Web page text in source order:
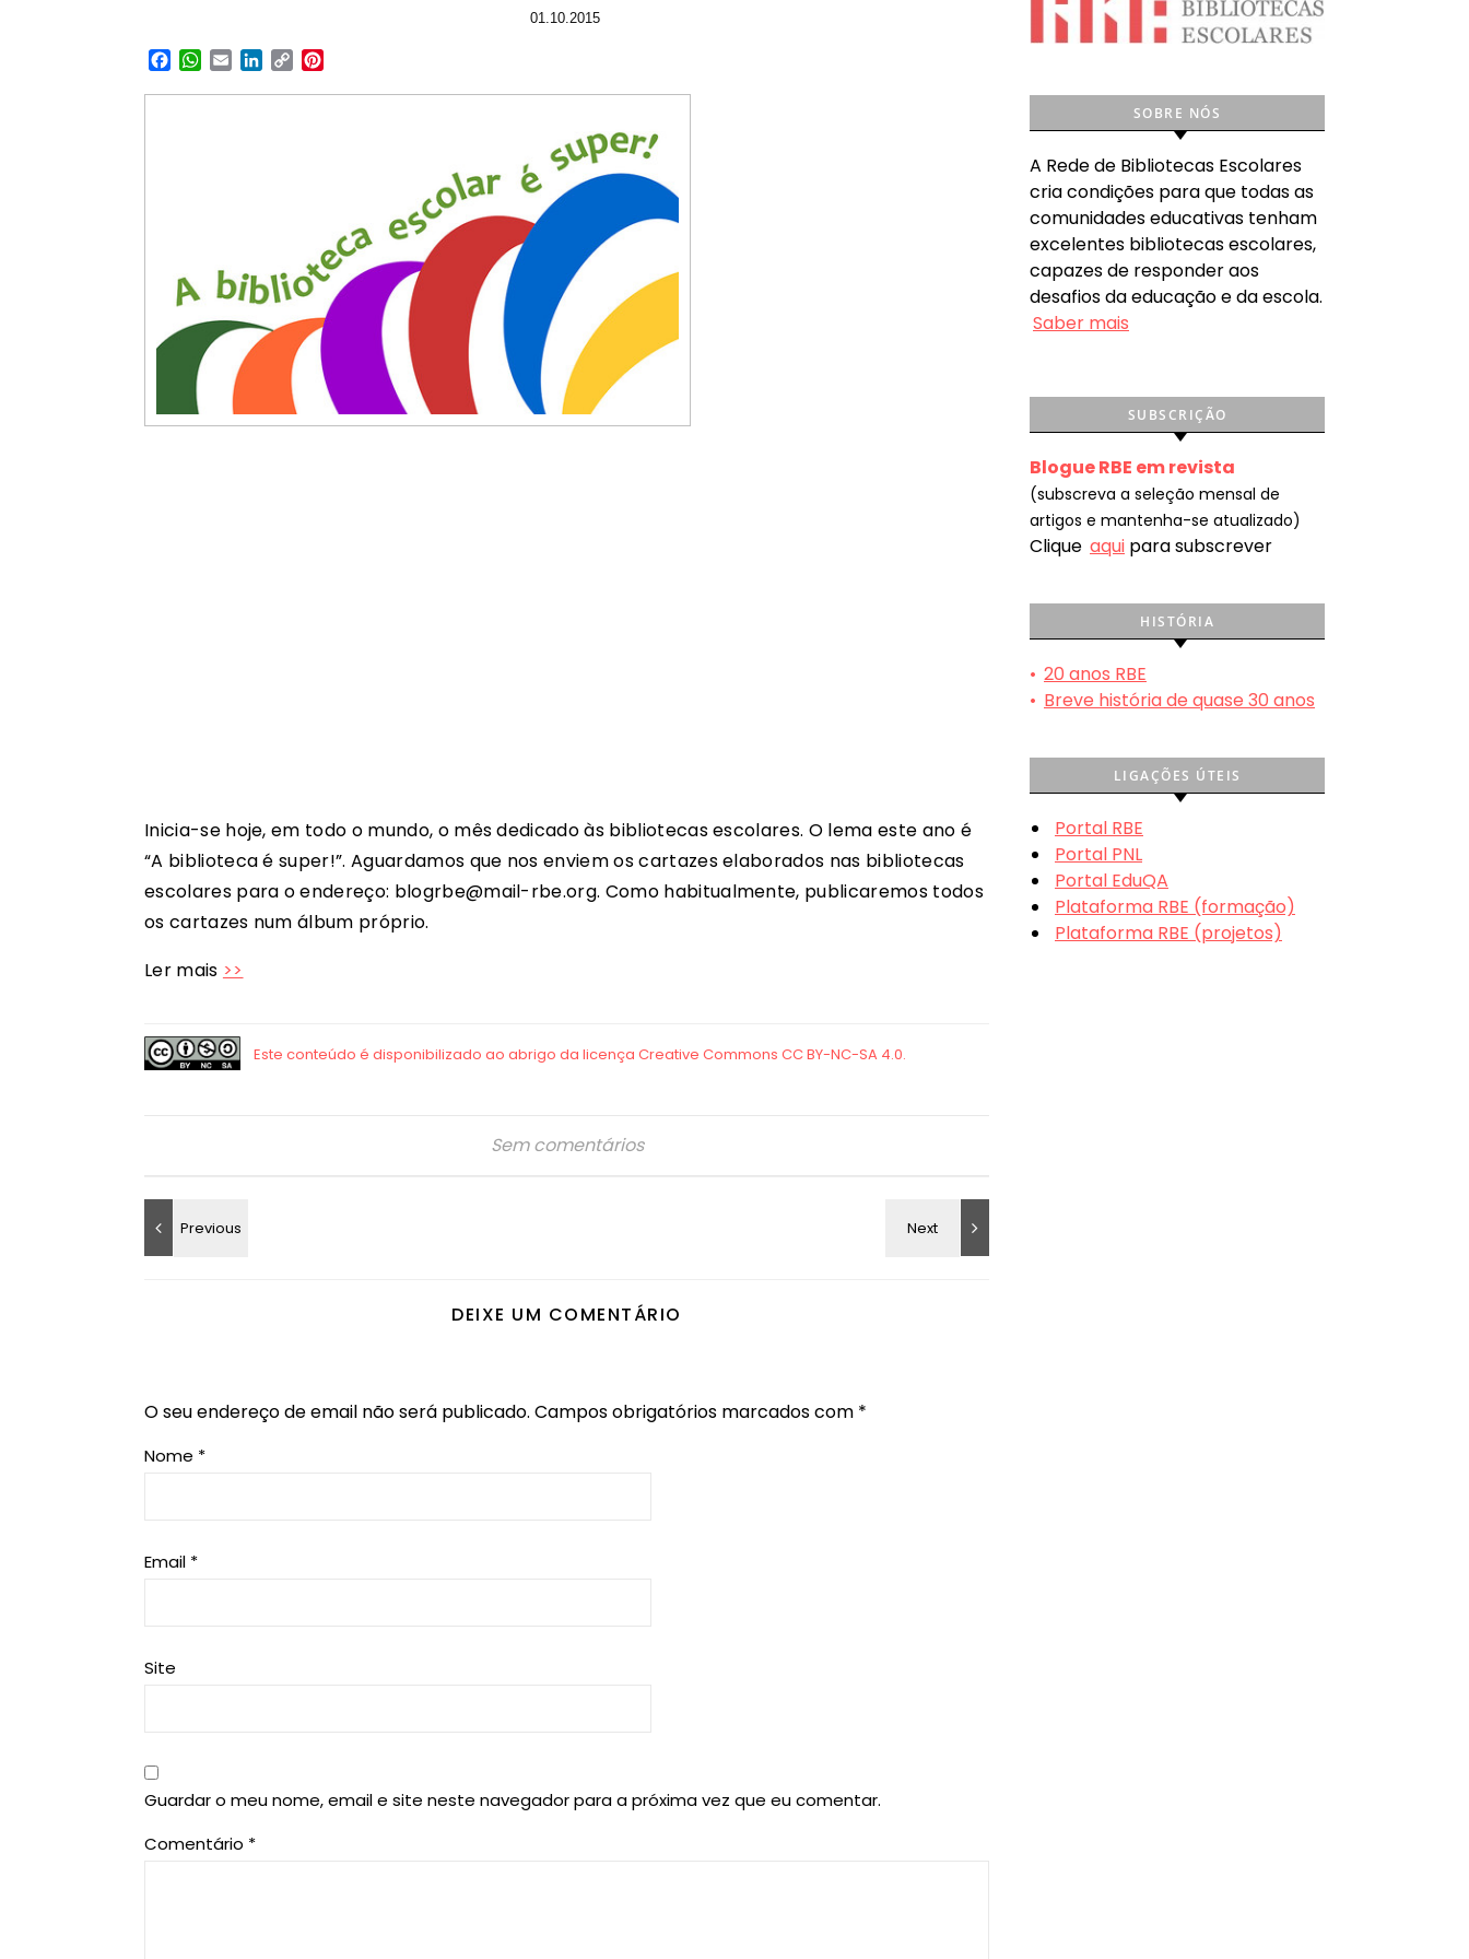
01.10.2015
Facebook
WhatsApp
EmailLinkedIn
Copy
Inicia-se hoje, em todo o mundo, o mês dedicado às bibliotecas escolares. O lema este ano é
“A biblioteca é super!”. Aguardamos que nos enviem os cartazes elaborados nas bibliotecas
escolares para o endereço: blogrbe@mail-rbe.org. Como habitualmente, publicaremos todos
os cartazes num álbum próprio.
Ler mais >>
Sem comentários
DEIXE UM COMENTÁRIO
O seu endereço de email não será publicado. Campos obrigatórios marcados com *
Nome *
Email *
Site
Guardar o meu nome, email e site neste navegador para a próxima vez que eu comentar.
Comentário *
SOBRE NÓS
A Rede de Bibliotecas Escolares
cria condições para que todas as
comunidades educativas tenham
excelentes bibliotecas escolares,
capazes de responder aos
desafios da educação e da escola.
Saber mais
SUBSCRIÇÃO
Blogue RBE em revista
(subscreva a seleção mensal de
artigos e mantenha-se atualizado)
Clique aqui para subscrever
HISTÓRIA
• 20 anos RBE
• Breve história de quase 30 anos
LIGAÇÕES ÚTEIS
Portal RBE
Portal PNL
Portal EduQA
Plataforma RBE (formação)
Plataforma RBE (projetos)